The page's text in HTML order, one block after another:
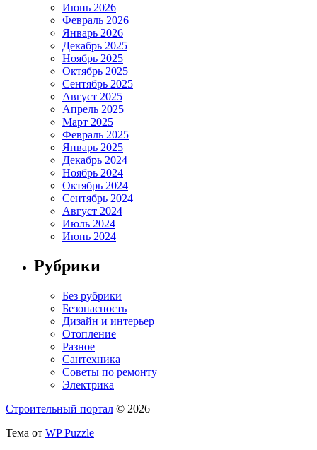
Июнь 2026
Февраль 2026
Январь 2026
Декабрь 2025
Ноябрь 2025
Октябрь 2025
Сентябрь 2025
Август 2025
Апрель 2025
Март 2025
Февраль 2025
Январь 2025
Декабрь 2024
Ноябрь 2024
Октябрь 2024
Сентябрь 2024
Август 2024
Июль 2024
Июнь 2024
Рубрики
Без рубрики
Безопасность
Дизайн и интерьер
Отопление
Разное
Сантехника
Советы по ремонту
Электрика
Строительный портал © 2026
Тема от WP Puzzle